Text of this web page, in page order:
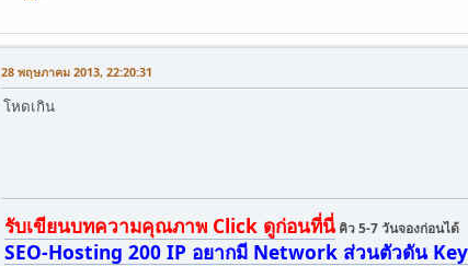
28 พฤษภาคม 2013, 22:20:31
โหดเกิน
รับเขียนบทความคุณภาพ Click ดูก่อนที่นี่คิว 5-7 วันจองก่อนได้
SEO-Hosting 200 IP อยากมี Network ส่วนตัวดัน